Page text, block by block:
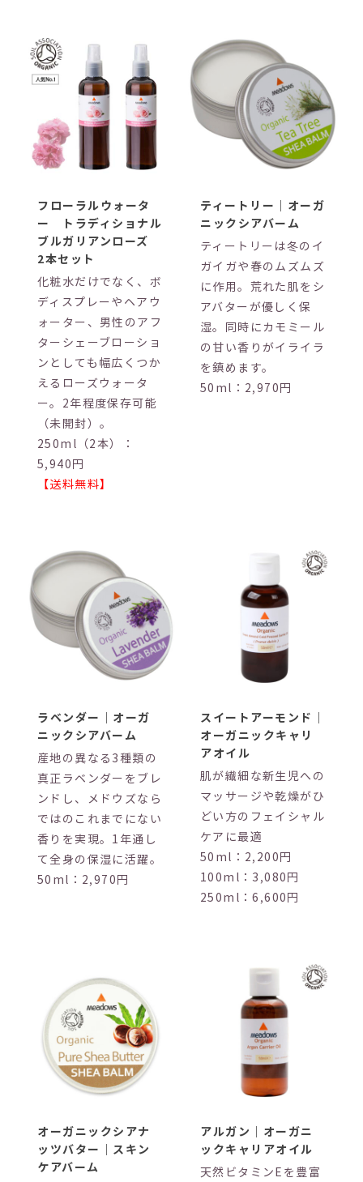
フローラルウォータ
ー トラディショナル
ブルガリアンローズ
2本セット
化粧水だけでなく、ボ
ディスプレーやヘアウ
ォーター、男性のアフ
ターシェーブローショ
ンとしても幅広くつか
えるローズウォータ
ー。2年程度保存可能
（未開封）。
250ml（2本）：
5,940円
【送料無料】
ティートリー｜オーガ
ニックシアバーム
ティートリーは冬のイ
ガイガや春のムズムズ
に作用。荒れた肌をシ
アバターが優しく保
湿。同時にカモミール
の甘い香りがイライラ
を鎮めます。
50ml：2,970円
ラベンダー｜オーガ
ニックシアバーム
産地の異なる3種類の
真正ラベンダーをブレ
ンドし、メドウズなら
ではのこれまでにない
香りを実現。1年通し
て全身の保湿に活躍。
50ml：2,970円
スイートアーモンド｜
オーガニックキャリ
アオイル
肌が繊細な新生児への
マッサージや乾燥がひ
どい方のフェイシャル
ケアに最適
50ml：2,200円
100ml：3,080円
250ml：6,600円
オーガニックシアナ
ッツバター｜スキン
ケアバーム
アルガン｜オーガニ
ックキャリアオイル
天然ビタミンEを豊富